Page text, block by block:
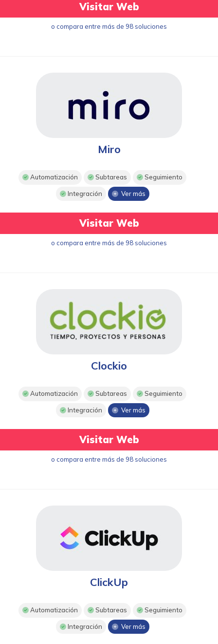
Visitar Web
o compara entre más de 98 soluciones
Miro
Automatización Subtareas Seguimiento
Integración Ver más
Visitar Web
o compara entre más de 98 soluciones
Clockio
Automatización Subtareas Seguimiento
Integración Ver más
Visitar Web
o compara entre más de 98 soluciones
ClickUp
Automatización Subtareas Seguimiento
Integración Ver más